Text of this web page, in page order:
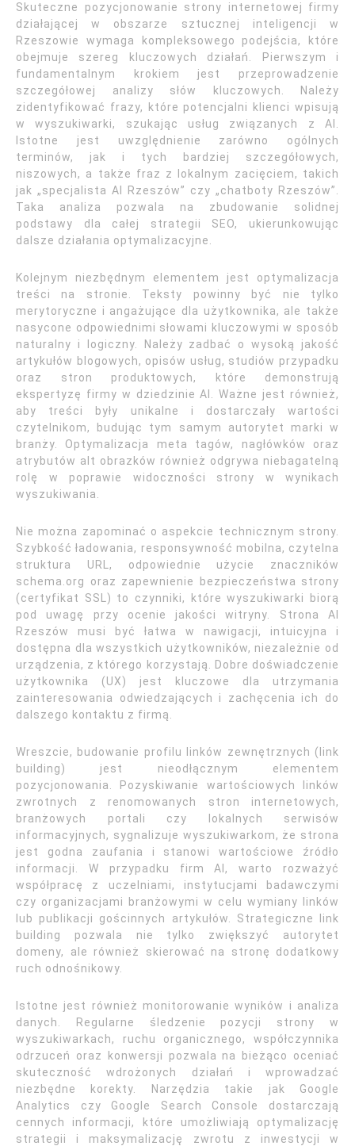
Skuteczne pozycjonowanie strony internetowej firmy
działającej w obszarze sztucznej inteligencji w
Rzeszowie wymaga kompleksowego podejścia, które
obejmuje szereg kluczowych działań. Pierwszym i
fundamentalnym krokiem jest przeprowadzenie
szczegółowej analizy słów kluczowych. Należy
zidentyfikować frazy, które potencjalni klienci wpisują
w wyszukiwarki, szukając usług związanych z AI.
Istotne jest uwzględnienie zarówno ogólnych
terminów, jak i tych bardziej szczegółowych,
niszowych, a także fraz z lokalnym zacięciem, takich
jak „specjalista AI Rzeszów” czy „chatboty Rzeszów”.
Taka analiza pozwala na zbudowanie solidnej
podstawy dla całej strategii SEO, ukierunkowując
dalsze działania optymalizacyjne.
Kolejnym niezbędnym elementem jest optymalizacja
treści na stronie. Teksty powinny być nie tylko
merytoryczne i angażujące dla użytkownika, ale także
nasycone odpowiednimi słowami kluczowymi w sposób
naturalny i logiczny. Należy zadbać o wysoką jakość
artykułów blogowych, opisów usług, studiów przypadku
oraz stron produktowych, które demonstrują
ekspertyzę firmy w dziedzinie AI. Ważne jest również,
aby treści były unikalne i dostarczały wartości
czytelnikom, budując tym samym autorytet marki w
branży. Optymalizacja meta tagów, nagłówków oraz
atrybutów alt obrazków również odgrywa niebagatelną
rolę w poprawie widoczności strony w wynikach
wyszukiwania.
Nie można zapominać o aspekcie technicznym strony.
Szybkość ładowania, responsywność mobilna, czytelna
struktura URL, odpowiednie użycie znaczników
schema.org oraz zapewnienie bezpieczeństwa strony
(certyfikat SSL) to czynniki, które wyszukiwarki biorą
pod uwagę przy ocenie jakości witryny. Strona AI
Rzeszów musi być łatwa w nawigacji, intuicyjna i
dostępna dla wszystkich użytkowników, niezależnie od
urządzenia, z którego korzystają. Dobre doświadczenie
użytkownika (UX) jest kluczowe dla utrzymania
zainteresowania odwiedzających i zachęcenia ich do
dalszego kontaktu z firmą.
Wreszcie, budowanie profilu linków zewnętrznych (link
building) jest nieodłącznym elementem
pozycjonowania. Pozyskiwanie wartościowych linków
zwrotnych z renomowanych stron internetowych,
branżowych portali czy lokalnych serwisów
informacyjnych, sygnalizuje wyszukiwarkom, że strona
jest godna zaufania i stanowi wartościowe źródło
informacji. W przypadku firm AI, warto rozważyć
współpracę z uczelniami, instytucjami badawczymi
czy organizacjami branżowymi w celu wymiany linków
lub publikacji gościnnych artykułów. Strategiczne link
building pozwala nie tylko zwiększyć autorytet
domeny, ale również skierować na stronę dodatkowy
ruch odnośnikowy.
Istotne jest również monitorowanie wyników i analiza
danych. Regularne śledzenie pozycji strony w
wyszukiwarkach, ruchu organicznego, współczynnika
odrzuceń oraz konwersji pozwala na bieżąco oceniać
skuteczność wdrożonych działań i wprowadzać
niezbędne korekty. Narzędzia takie jak Google
Analytics czy Google Search Console dostarczają
cennych informacji, które umożliwiają optymalizację
strategii i maksymalizację zwrotu z inwestycji w